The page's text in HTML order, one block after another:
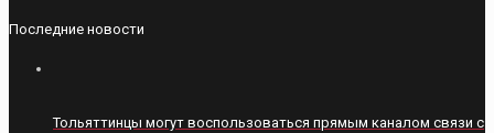
Последние новости
Тольяттинцы могут воспользоваться прямым каналом связи с